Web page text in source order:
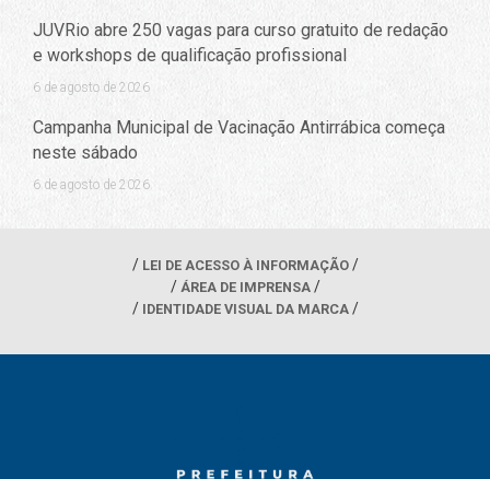
JUVRio abre 250 vagas para curso gratuito de redação
e workshops de qualificação profissional
6 de agosto de 2026
Campanha Municipal de Vacinação Antirrábica começa
neste sábado
6 de agosto de 2026
LEI DE ACESSO À INFORMAÇÃO
ÁREA DE IMPRENSA
IDENTIDADE VISUAL DA MARCA